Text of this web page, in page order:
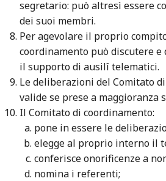
segretario: può altresì essere
dei suoi membri.
Per agevolare il proprio
coordinamento può discutere e
il supporto di ausilî telematici.
Le deliberazioni del Comitato
valide se prese a maggioranza
Il Comitato di coordinamento:
pone in essere le
elegge al proprio interno il
conferisce onorificenze a
nomina i referenti;